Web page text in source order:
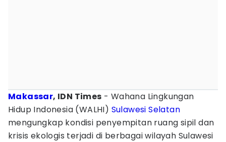
Makassar, IDN Times - Wahana Lingkungan
Hidup Indonesia (WALHI) Sulawesi Selatan
mengungkap kondisi penyempitan ruang sipil dan
krisis ekologis terjadi di berbagai wilayah Sulawesi